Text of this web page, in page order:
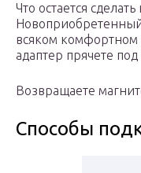
Что остается
всяком комфортном
адаптер прячете
Возвращаете
Cпособы